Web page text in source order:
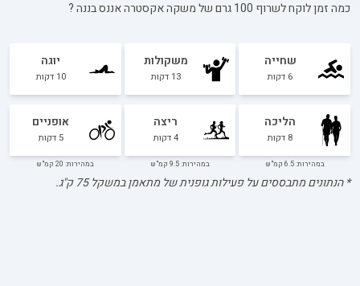
כמה זמן לוקח לשרוף 100 גרם של משקה אקסטרה אננס בננה?
שחייה
6 דקות
משקולות
13 דקות
יוגה
10 דקות
הליכה
8 דקות
במהירות: 6.5 קמ"ש
ריצה
4דקות
במהירות: 9.5 קמ"ש
אופניים
5 דקות
במהירות: 20 קמ"ש
* הנתונים מתבססים על פעילות גופנית של מתאמן במשקל75ק"ג.